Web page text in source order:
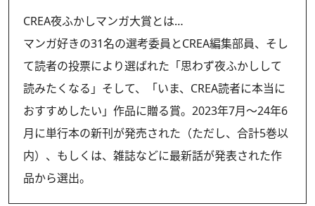
CREA夜ふかしマンガ大賞とは…
マンガ好きの31名の選考委員とCREA編集部員、そし
て読者の投票により選ばれた「思わず夜ふかしして
読みたくなる」そして、「いま、CREA読者に本当に
おすすめしたい」作品に贈る賞。2023年7月～24年6
月に単行本の新刊が発売された（ただし、合計5巻以
内）、もしくは、雑誌などに最新話が発表された作
品から選出。